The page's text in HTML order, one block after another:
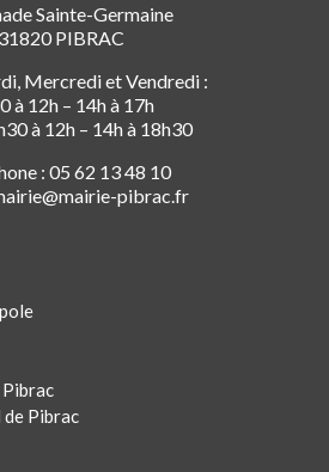
Sainte-Germaine
31820 PIBRAC
Mercredi et Vendredi :
à 12h – 14h à 17h
à 12h – 14h à 18h30
: 05 62 13 48 10
pibrac.fr
Pibrac